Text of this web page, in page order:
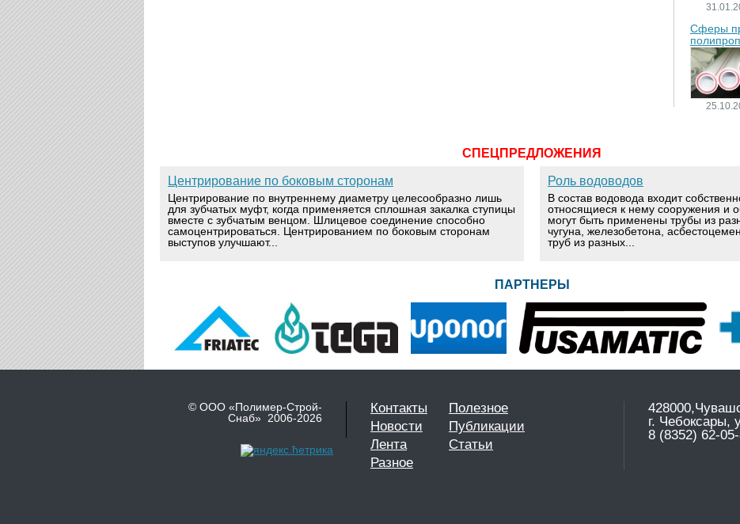
Сферы
СПЕЦПРЕДЛОЖЕНИЯ
Центрирование по боковым сторонам
Центрирование по внутреннему диаметру целесообразно лишь
для зубчатых муфт, когда применяется сплошная закалка ступицы
вместе с зубчатым венцом. Шлицевое соединение способно
самоцентрироваться. Центрированием по боковым сторонам
выступов улучшают...
Роль водоводов
В состав водовода входит
относящиеся к нему сооружения и
могут быть применены трубы из
чугуна, железобетона,
труб из разных...
ПАРТНЕРЫ
© ООО «Полимер-Строй-
Снаб» 2006-2026
Контакты
Новости
Лента
Полезное
Публикации
Статьи
Разное
г. Чебоксары,
8 (8352) 62-